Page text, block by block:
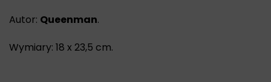
Autor: Queenman.
Wymiary: 18 x 23,5 cm.